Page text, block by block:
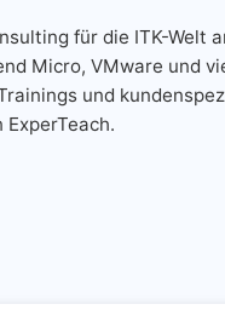
für die ITK-Welt
Micro, VMware und
und